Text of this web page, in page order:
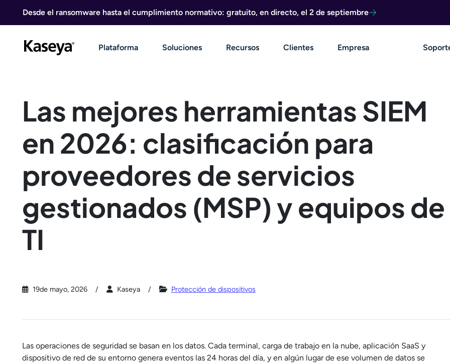
Desde el ransomware hasta el cumplimiento normativo: gratuito, en directo, el 2 de septiembre
Plataforma Soluciones Recursos Clientes Empresa
Las mejores herramientas SIEM
en 2026: clasificación para
proveedores de servicios
gestionados (MSP) y equipos de
TI
19de mayo, 2026 Kaseya Protección de dispositivos
Las operaciones de seguridad se basan en los datos. Cada terminal, carga de trabajo en la nube, aplicación SaaS y
dispositivo de red de su entorno genera eventos las 24 horas del día, y en algún lugar de ese volumen de datos se